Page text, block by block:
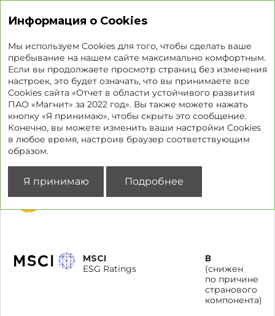
Независимые рейтинги
и оценки качества
управления устойчивым
развитием
Рейтинговое агентство
Sustainalytics
ESG Risk Ratings
MSCI
ESG Ratings
В
(снижен
по причине
странового
компонента)
Информация о Cookies
Мы используем Cookies для того, чтобы сделать ваше
пребывание на нашем сайте максимально комфортным.
Если вы продолжаете просмотр страниц без изменения
настроек, это будет означать, что вы принимаете все
Cookies сайта «Отчет в области устойчивого развития
ПАО «Магнит» за 2022 год». Вы также можете нажать
кнопку «Я принимаю», чтобы скрыть это сообщение.
Конечно, вы можете изменить ваши настройки Cookies
в любое время, настроив браузер соответствующим
образом.
Я принимаю Подробнее